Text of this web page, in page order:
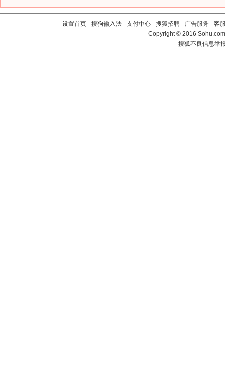
设置首页 - 搜狗输入法 - 支付中心 - 搜狐招聘 - 广告服务 - 客
Copyright©2016
搜狐不良信息举